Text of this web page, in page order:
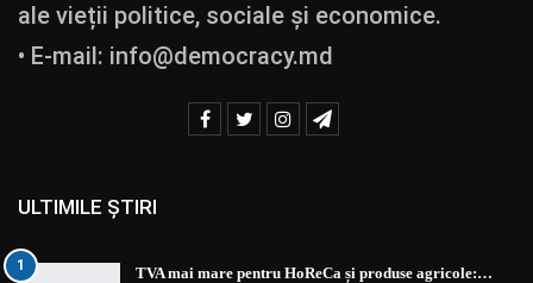
ale vieții politice, sociale și economice.
• E-mail: info@democracy.md
ULTIMILE ȘTIRI
1 TVA mai mare pentru HoReCa și produse agricole:…